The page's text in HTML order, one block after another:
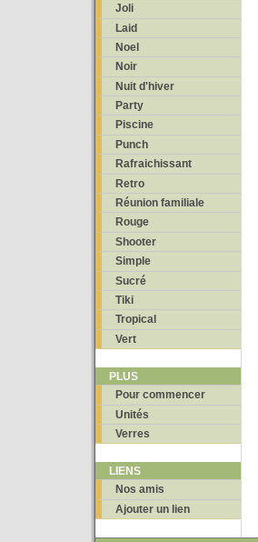
Joli
Laid
Noel
Noir
Nuit d'hiver
Party
Piscine
Punch
Rafraichissant
Retro
Réunion familiale
Rouge
Shooter
Simple
Sucré
Tiki
Tropical
Vert
PLUS
Pour commencer
Unités
Verres
LIENS
Nos amis
Ajouter un lien